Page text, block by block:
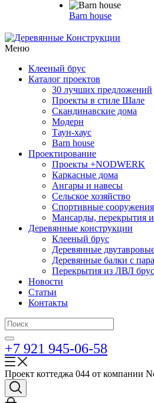
Barn house
Меню
Клееный брус
Каталог проектов
30 лучших предложений
Проекты в стиле Шале
Скандинавские дома
Модерн
Таун-хаус
Barn house
Проектирование
Проекты +NODWERK
Каркасные дома
Ангары и навесы
Сельское хозяйство
Спортивные сооружения
Мансарды, перекрытия
Деревянные конструкции
Клееный брус
Деревянные
Деревянные балки с
Перекрытия из ЛВЛ
Новости
Статьи
Контакты
+7 921 945-06-58
Проект коттеджа 044 от компании